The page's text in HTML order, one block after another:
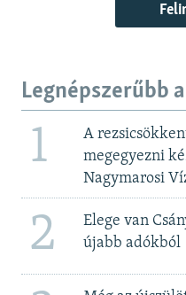
Legnépszerűbb
1
A
megegyezni
Nagymarosi
2
Elege van
újabb adókból